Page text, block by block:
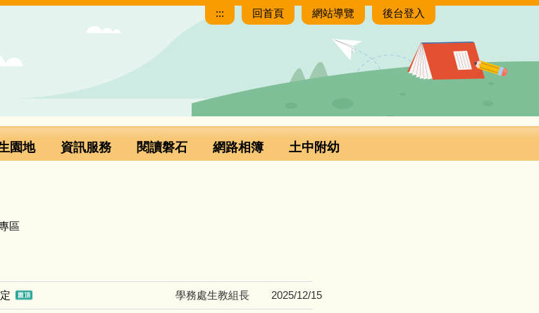
::: 回首頁 網站導覽 後台登入
園地 資訊服務 閱讀磐石 網路相簿 土中附幼
區
學務處生教組長 2025/12/15